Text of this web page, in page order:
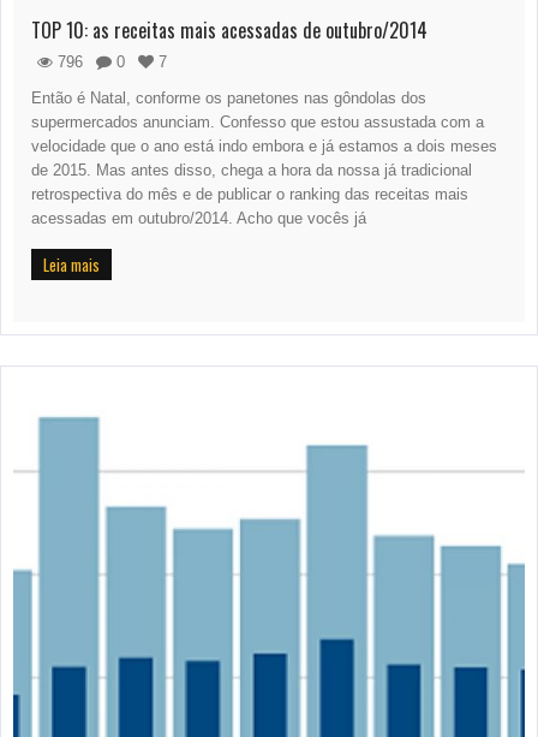
TOP 10: as receitas mais acessadas de outubro/2014
796 0
7
Então é Natal, conforme os panetones nas gôndolas dos
supermercados anunciam. Confesso que estou assustada com a
velocidade que o ano está indo embora e já estamos a dois meses
de 2015. Mas antes disso, chega a hora da nossa já tradicional
retrospectiva do mês e de publicar o ranking das receitas mais
acessadas em outubro/2014. Acho que vocês já
Leia mais